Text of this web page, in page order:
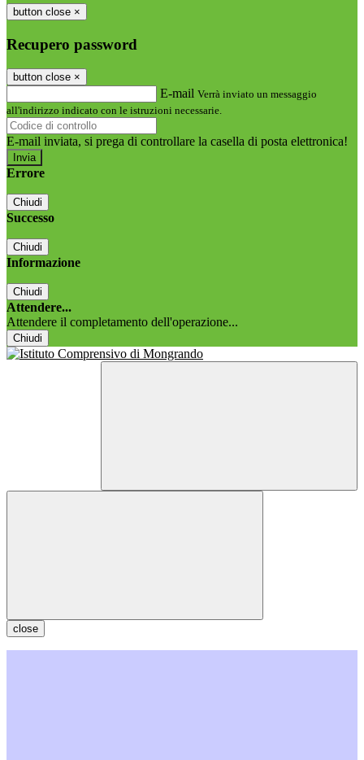
button close ×
Recupero password
button close ×
E-mail Verrà inviato un messaggio
all'indirizzo indicato con le istruzioni necessarie.
E-mail inviata, si prega di controllare la casella di posta elettronica!
Errore
Chiudi
Successo
Chiudi
Informazione
Chiudi
Attendere...
Attendere il completamento dell'operazione...
Chiudi
close